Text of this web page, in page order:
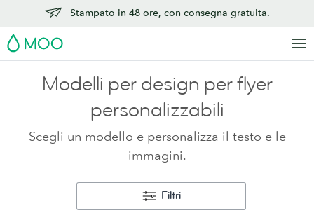
Stampato in 48 ore, con consegna gratuita.
MOO
Modelli per design per flyer
personalizzabili
Scegli un modello e personalizza il testo e le
immagini.
Filtri